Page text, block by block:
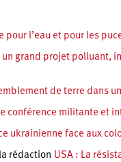
pour l’eau et pour les
un grand projet polluant,
de terre dans
conférence militante et
ukrainienne face aux
rédaction USA : La